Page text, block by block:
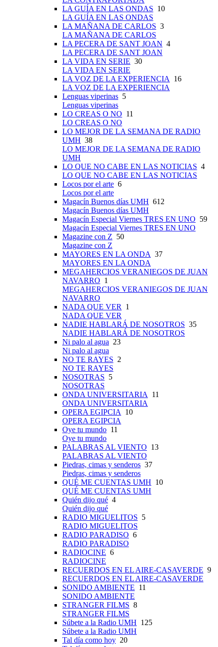
LA GUÍA EN LAS ONDAS 10
LA GUÍA EN LAS ONDAS
LA MAÑANA DE CARLOS 3
LA MAÑANA DE CARLOS
LA PECERA DE SANT JOAN 4
LA PECERA DE SANT JOAN
LA VIDA EN SERIE 30
LA VIDA EN SERIE
LA VOZ DE LA EXPERIENCIA
16
LA VOZ DE LA EXPERIENCIA
Lenguas viperinas 5
Lenguas viperinas
LO CREAS O NO 11
LO CREAS O NO
LO MEJOR DE LA SEMANA DE RADIO
UMH 38
LO MEJOR DE LA SEMANA DE RADIO
UMH
LO QUE NO CABE EN LAS NOTICIAS 4
LO QUE NO CABE EN LAS NOTICIAS
Locos por el arte 6
Locos por el arte
Magacín Buenos días UMH 612
Magacín Buenos días UMH
Magacín Especial Viernes TRES EN UNO 59
Magacín Especial Viernes TRES EN UNO
Magazine con Z 50
Magazine con Z
MAYORES EN LA ONDA 37
MAYORES EN LA ONDA
MEGAHERCIOS VERANIEGOS DE JUAN
NAVARRO 1
MEGAHERCIOS VERANIEGOS DE JUAN
NAVARRO
NADA QUE VER
1
NADA QUE VER
NADIE HABLARÁ DE NOSOTROS 35
NADIE HABLARÁ DE NOSOTROS
Ni palo al agua 23
Ni palo al agua
NO TE RAYES 2
NO TE RAYES
NOSOTRAS 5
NOSOTRAS
ONDA UNIVERSITARIA
11
ONDA UNIVERSITARIA
OPERA EGIPCIA
10
OPERA EGIPCIA
Oye tu mundo 11
Oye tu mundo
PALABRAS AL VIENTO 13
PALABRAS AL VIENTO
Piedras, cimas y senderos 37
Piedras, cimas y senderos
QUÉ ME CUENTAS UMH 10
QUÉ ME CUENTAS UMH
Quién dijo qué 4
Quién dijo qué
RADIO MIGUELITOS 5
RADIO MIGUELITOS
RADIO PARADISO 6
RADIO PARADISO
RADIOCINE 6
RADIOCINE
RECUERDOS EN EL AIRE-CASAVERDE 9
RECUERDOS EN EL AIRE-CASAVERDE
SONIDO AMBIENTE 11
SONIDO AMBIENTE
STRANGER FILMS 8
STRANGER FILMS
Súbete a la Radio UMH 125
Súbete a la Radio UMH
Tal día como hoy 20